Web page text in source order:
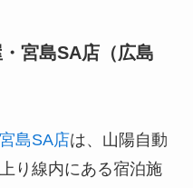
宮島SA店（広島
島SA店は、山陽自動
り線内にある宿泊施